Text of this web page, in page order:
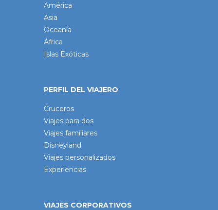
América
Asia
Oceanía
África
Islas Exóticas
PERFIL DEL VIAJERO
Cruceros
Viajes para dos
Viajes familiares
Disneyland
Viajes personalizados
Experiencias
VIAJES CORPORATIVOS